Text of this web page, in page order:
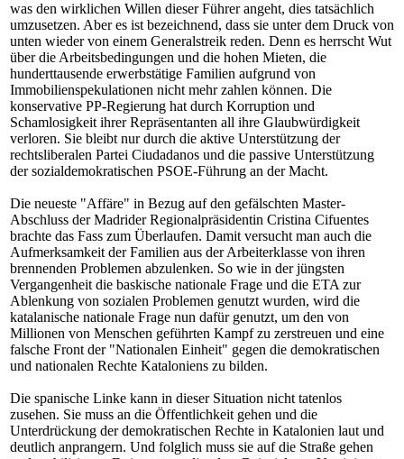
was den wirklichen Willen dieser Führer angeht, dies tatsächlich
umzusetzen. Aber es ist bezeichnend, dass sie unter dem Druck von
unten wieder von einem Generalstreik reden. Denn es herrscht Wut
über die Arbeitsbedingungen und die hohen Mieten, die
hunderttausende erwerbstätige Familien aufgrund von
Immobilienspekulationen nicht mehr zahlen können. Die
konservative PP-Regierung hat durch Korruption und
Schamlosigkeit ihrer Repräsentanten all ihre Glaubwürdigkeit
verloren. Sie bleibt nur durch die aktive Unterstützung der
rechtsliberalen Partei Ciudadanos und die passive Unterstützung
der sozialdemokratischen PSOE-Führung an der Macht.
Die neueste "Affäre" in Bezug auf den gefälschten Master-
Abschluss der Madrider Regionalpräsidentin Cristina Cifuentes
brachte das Fass zum Überlaufen. Damit versucht man auch die
Aufmerksamkeit der Familien aus der Arbeiterklasse von ihren
brennenden Problemen abzulenken. So wie in der jüngsten
Vergangenheit die baskische nationale Frage und die ETA zur
Ablenkung von sozialen Problemen genutzt wurden, wird die
katalanische nationale Frage nun dafür genutzt, um den von
Millionen von Menschen geführten Kampf zu zerstreuen und eine
falsche Front der "Nationalen Einheit" gegen die demokratischen
und nationalen Rechte Kataloniens zu bilden.
Die spanische Linke kann in dieser Situation nicht tatenlos
zusehen. Sie muss an die Öffentlichkeit gehen und die
Unterdrückung der demokratischen Rechte in Katalonien laut und
deutlich anprangern. Und folglich muss sie auf die Straße gehen